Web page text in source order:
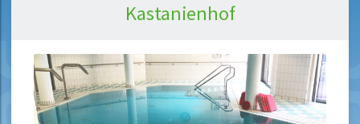
Kastanienhof